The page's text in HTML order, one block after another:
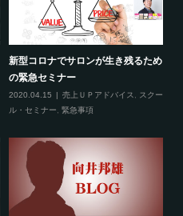
3月の限定メニュー技術講習の内容
2020.02.20 スクール・セミナー